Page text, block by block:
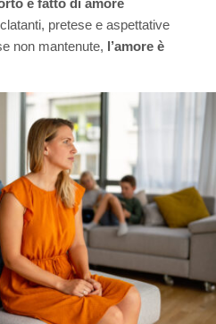
pretese e aspettative
non mantenute, l’amore è